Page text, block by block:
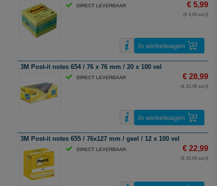
DIRECT LEVERBAAR € 5,99
(€ 4,95 excl)
In winkelwagen
3M Post-it notes 654 / 76 x 76 mm / 20 x 100 vel
DIRECT LEVERBAAR € 28,99
(€ 23,96 excl)
In winkelwagen
3M Post-it notes 655 / 76x127 mm / geel / 12 x 100 vel
DIRECT LEVERBAAR € 22,99
(€ 19,00 excl)